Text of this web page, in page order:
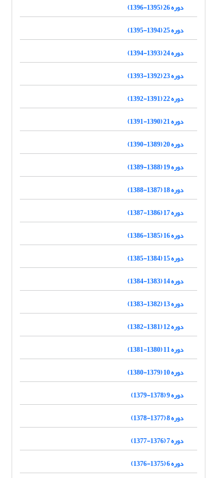
دوره 26 (1395-1396)
دوره 25 (1394-1395)
دوره 24 (1393-1394)
دوره 23 (1392-1393)
دوره 22 (1391-1392)
دوره 21 (1390-1391)
دوره 20 (1389-1390)
دوره 19 (1388-1389)
دوره 18 (1387-1388)
دوره 17 (1386-1387)
دوره 16 (1385-1386)
دوره 15 (1384-1385)
دوره 14 (1383-1384)
دوره 13 (1382-1383)
دوره 12 (1381-1382)
دوره 11 (1380-1381)
دوره 10 (1379-1380)
دوره 9 (1378-1379)
دوره 8 (1377-1378)
دوره 7 (1376-1377)
دوره 6 (1375-1376)